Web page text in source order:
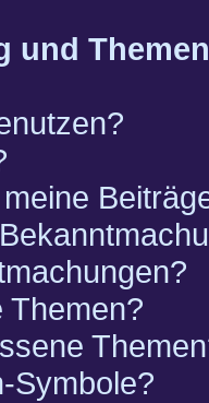
und
Themen?
Symbole?